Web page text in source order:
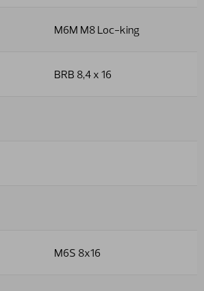
M6M M8 Loc-king
BRB 8,4 x 16
M6S 8x16